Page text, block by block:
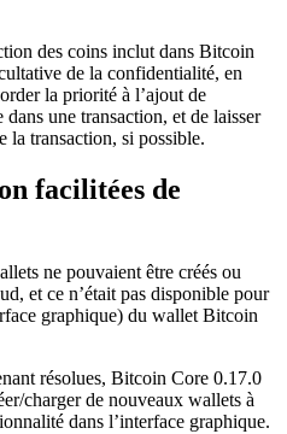
des coins inclut dans Bitcoin
de la confidentialité, en
la priorité à l’ajout de
une transaction, et de laisser
la transaction, si possible.
facilitées de
ne pouvaient être créés ou
et ce n’était pas disponible pour
graphique) du wallet Bitcoin
résolues, Bitcoin Core 0.17.0
charger de nouveaux wallets à
dans l’interface graphique.